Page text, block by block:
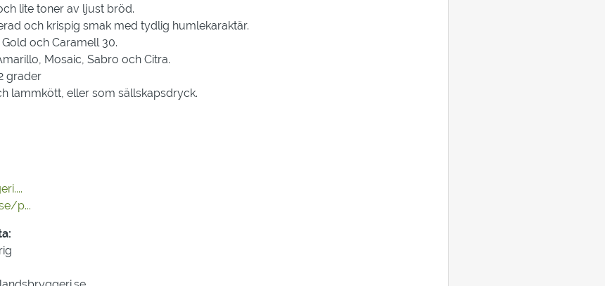
lite toner av ljust bröd.
och krispig smak med tydlig humlekaraktär.
och Caramell 30.
Mosaic, Sabro och Citra.
grader
lammkött, eller som sällskapsdryck.
p...